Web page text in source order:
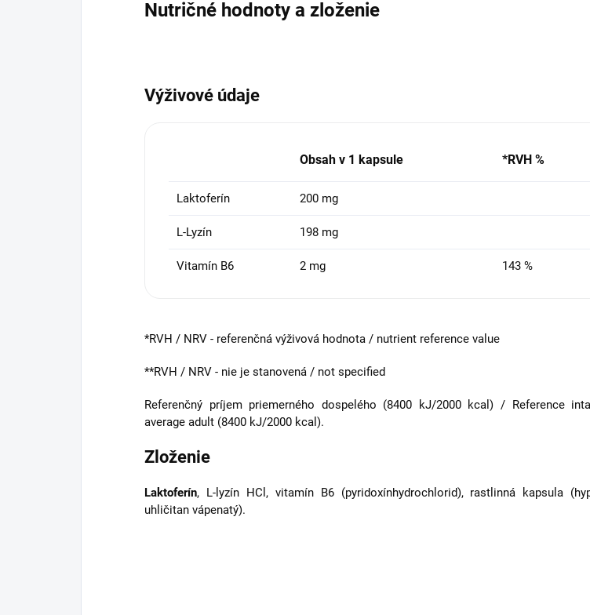
Nutričné hodnoty a zloženie
Výživové údaje
Obsah v 1 kapsule *RVH %
Laktoferín 200 mg
L-Lyzín 198 mg
Vitamín B6 2 mg 143 %
*RVH / NRV - referenčná výživová hodnota / nutrient reference value
**RVH / NRV - nie je stanovená / not specified
Referenčný príjem priemerného dospelého (8400 kJ/2000 kcal) / Reference
average adult (8400 kJ/2000 kcal).
Zloženie
Laktoferín, L-lyzín HCl, vitamín B6 (pyridoxínhydrochlorid), rastlinná kapsula
uhličitan vápenatý).